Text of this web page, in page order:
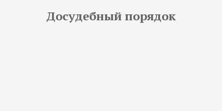
Досудебный порядок